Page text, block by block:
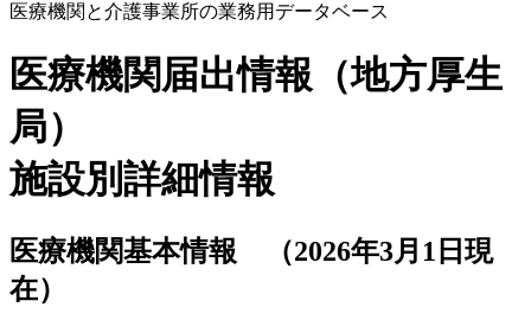
医療機関と介護事業所の業務用データベース
医療機関届出情報（地方厚生
局）
施設別詳細情報
医療機関基本情報 （2026年3月1日現
在）